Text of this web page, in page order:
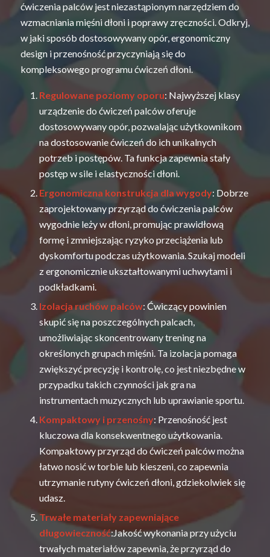
ćwiczenia palców jest niezastąpionym narzędziem do
wzmacniania mięśni dłoni i poprawy zręczności. Odkryj,
w jaki sposób dostosowywany opór, ergonomiczny
design i przenośność przyczyniają się do
kompleksowego programu ćwiczeń dłoni.
Regulowane poziomy oporu: Najwyższej klasy
urządzenie do ćwiczeń palców oferuje
dostosowywany opór, pozwalając użytkownikom
na dostosowanie ćwiczeń do ich unikalnych
potrzeb i postępów. Ta funkcja zapewnia stały
postęp w sile i elastyczności dłoni.
Ergonomiczna konstrukcja dla wygody: Dobrze
zaprojektowany przyrząd do ćwiczenia palców
wygodnie leży w dłoni, promując prawidłową
formę i zmniejszając ryzyko przeciążenia lub
dyskomfortu podczas użytkowania. Szukaj modeli
z ergonomicznie ukształtowanymi uchwytami i
podkładkami.
Izolacja ruchów palców: Ćwiczący powinien
skupić się na poszczególnych palcach,
umożliwiając skoncentrowany trening na
określonych grupach mięśni. Ta izolacja pomaga
zwiększyć precyzję i kontrolę, co jest niezbędne w
przypadku takich czynności jak gra na
instrumentach muzycznych lub uprawianie sportu.
Kompaktowy i przenośny: Przenośność jest
kluczowa dla konsekwentnego użytkowania.
Kompaktowy przyrząd do ćwiczeń palców można
łatwo nosić w torbie lub kieszeni, co zapewnia
utrzymanie rutyny ćwiczeń dłoni, gdziekolwiek się
udasz.
Trwałe materiały zapewniające
długowieczność:Jakość wykonania przy użyciu
trwałych materiałów zapewnia, że przyrząd do